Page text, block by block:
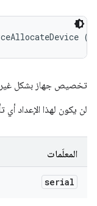
تخصيص جهاز بشكل غير
لن يكون لهذا الإعداد
المعلَمات
serial